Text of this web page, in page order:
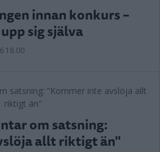
innan konkurs –
sig själva
18.00
om satsning:
allt riktigt än"